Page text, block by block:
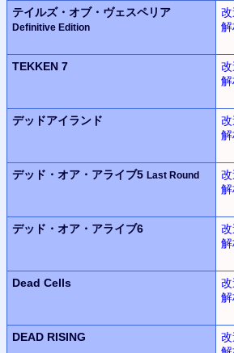
テイルズ・オブ・ヴェスペリア
Definitive Edition
改
TEKKEN 7
改
デッドアイランド
改
デッド・オア・アライブ5 Last Round
改
デッド・オア・アライブ6
改
Dead Cells
改
DEAD RISING
改